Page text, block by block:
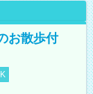
お散歩付